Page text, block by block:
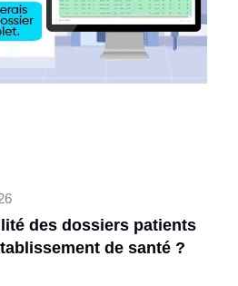
des dossiers patients
de santé ?